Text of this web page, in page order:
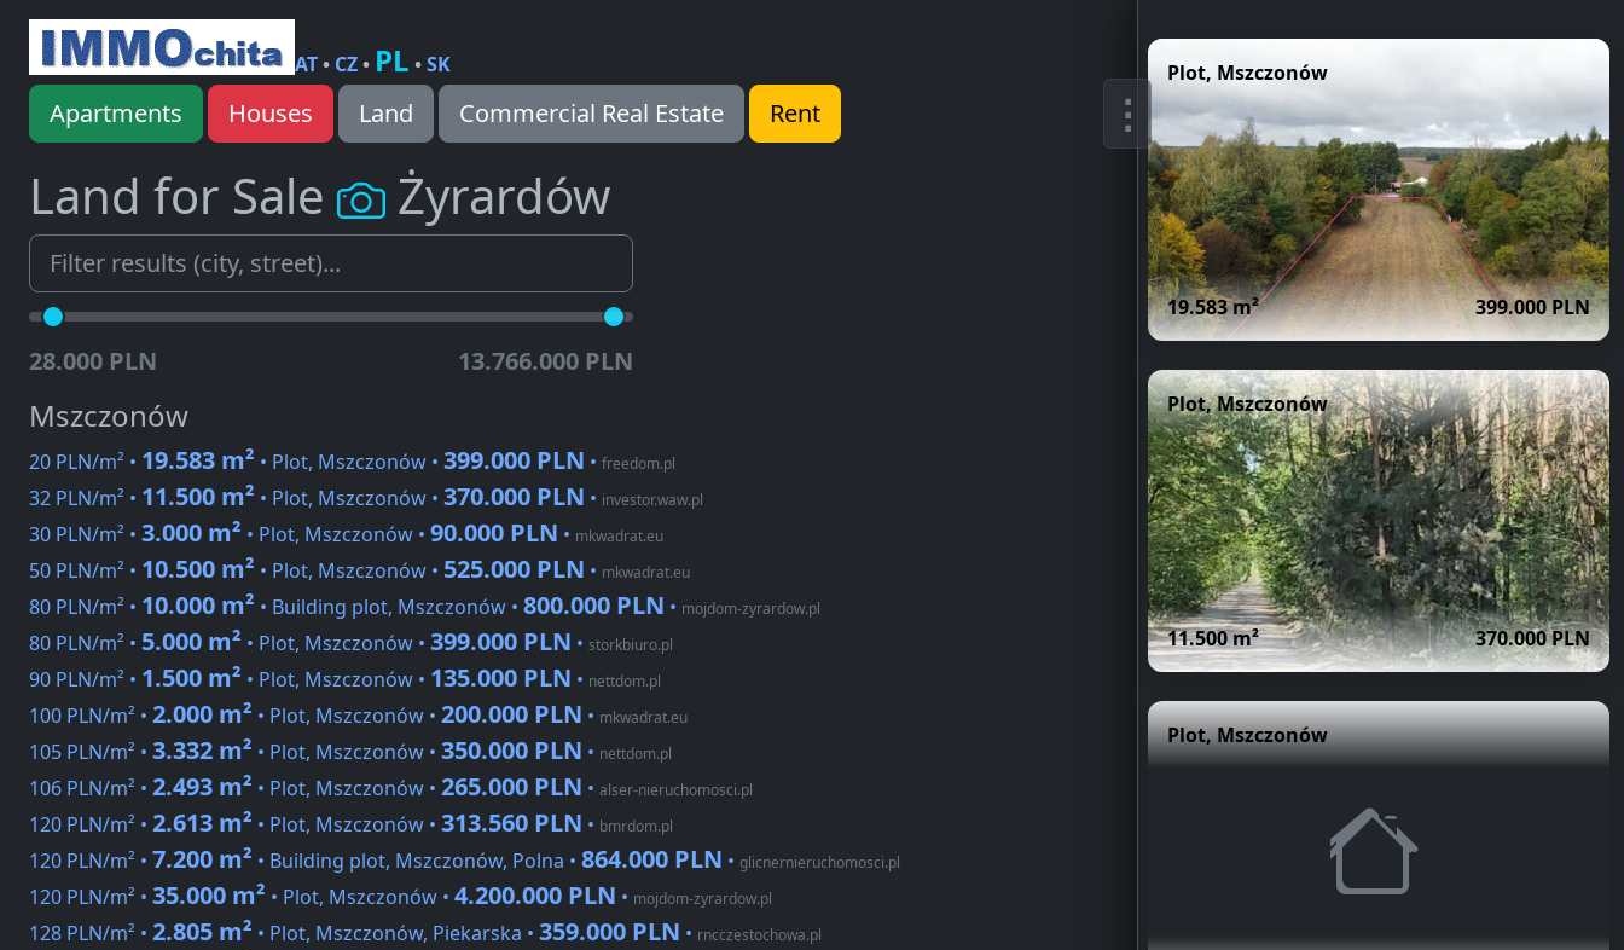
AT• CZ• PL •SK
Apartments Houses Land Commercial Real Estate Rent
Land for Sale Żyrardów
28.000 PLN 13.766.000 PLN
Mszczonów
20 PLN/m² • 19.583 m² • Plot, Mszczonów • 399.000 PLN • freedom.pl
32 PLN/m² • 11.500 m² • Plot, Mszczonów • 370.000 PLN • investor.waw.pl
30 PLN/m² • 3.000 m² • Plot, Mszczonów • 90.000 PLN • mkwadrat.eu
50 PLN/m² • 10.500 m² • Plot, Mszczonów • 525.000 PLN • mkwadrat.eu
80 PLN/m² • 10.000 m² • Building plot, Mszczonów • 800.000 PLN • mojdom-zyrardow.pl
80 PLN/m² • 5.000 m² • Plot, Mszczonów • 399.000 PLN • storkbiuro.pl
90 PLN/m² • 1.500 m² • Plot, Mszczonów • 135.000 PLN • nettdom.pl
100 PLN/m² • 2.000 m² • Plot, Mszczonów • 200.000 PLN • mkwadrat.eu
105 PLN/m² • 3.332 m² • Plot, Mszczonów • 350.000 PLN • nettdom.pl
106 PLN/m² • 2.493 m² • Plot, Mszczonów • 265.000 PLN • alser-nieruchomosci.pl
120 PLN/m² • 2.613 m² • Plot, Mszczonów • 313.560 PLN • bmrdom.pl
120 PLN/m² • 7.200 m² • Building plot, Mszczonów, Polna • 864.000 PLN • glicnernieruchomosci.pl
120 PLN/m² • 35.000 m² • Plot, Mszczonów • 4.200.000 PLN • mojdom-zyrardow.pl
128 PLN/m² • 2.805 m² • Plot, Mszczonów, Piekarska • 359.000 PLN • rncczestochowa.pl